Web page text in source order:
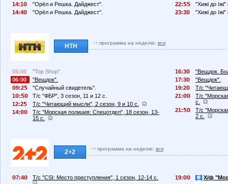
14:1
"Орёл и Решка. Дайджест".
14:4
"Орёл и Решка. Дайджест".
22:
"Хижі до
23:3
"Хижі до
НТН программа на неделю: вся
05:00
"Top Shop".
06:00
"Вещдок".
9:2
"Случайный свидетель".
1
:
Т/с "ФБР", 3 сезон, 11 и 12 с.
12:2
Т/с "Читающий мысли", 2 сезон, 9 и 10 с.
14:
Т/с "Морская полиция: Спецотдел", 18 сезон, 13-
15 с.
16:3
"Вещдок.
17:3
"Вещдок".
19:2
Т/с
21:
Т/с
с.
21:
Т/с
2 с.
2+2 программа на неделю: вся
7:4 Т/с "CSI: Место преступления", 1 сезон, 12-14 с. 19:
Х/ф